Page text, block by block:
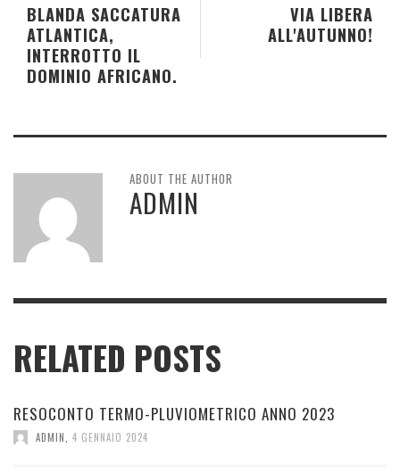
VIA LIBERA
ALL'AUTUNNO!
BLANDA SACCATURA
ATLANTICA,
INTERROTTO IL
DOMINIO AFRICANO.
ABOUT THE AUTHOR
ADMIN
RELATED POSTS
RESOCONTO TERMO-PLUVIOMETRICO ANNO 2023
ADMIN 4 GENNAIO 2024